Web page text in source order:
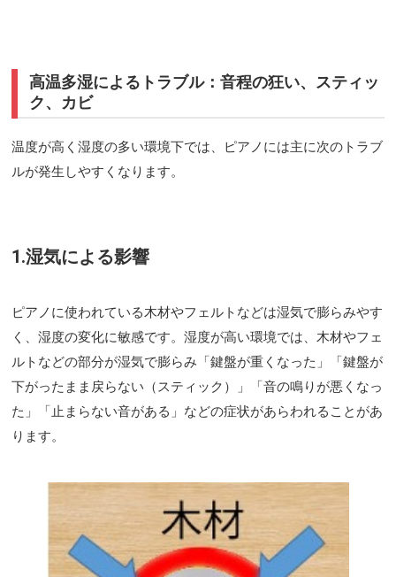
高温多湿によるトラブル：音程の狂い、スティッ
ク、カビ
温度が高く湿度の多い環境下では、ピアノには主に次のトラブ
ルが発生しやすくなります。
1.湿気による影響
ピアノに使われている木材やフェルトなどは湿気で膨らみやす
く、湿度の変化に敏感です。湿度が高い環境では、木材やフェ
ルトなどの部分が湿気で膨らみ「鍵盤が重くなった」「鍵盤が
下がったまま戻らない（スティック）」「音の鳴りが悪くなっ
た」「止まらない音がある」などの症状があらわれることがあ
ります。